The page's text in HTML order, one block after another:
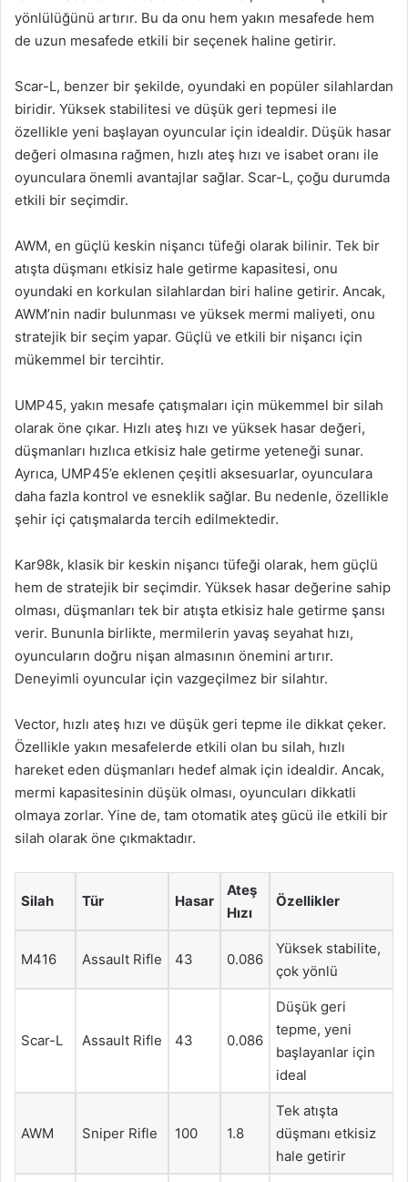
yönlülüğünü artırır. Bu da onu hem yakın mesafede hem
de uzun mesafede etkili bir seçenek haline getirir.
Scar-L, benzer bir şekilde, oyundaki en popüler silahlardan
biridir. Yüksek stabilitesi ve düşük geri tepmesi ile
özellikle yeni başlayan oyuncular için idealdir. Düşük hasar
değeri olmasına rağmen, hızlı ateş hızı ve isabet oranı ile
oyunculara önemli avantajlar sağlar. Scar-L, çoğu durumda
etkili bir seçimdir.
AWM, en güçlü keskin nişancı tüfeği olarak bilinir. Tek bir
atışta düşmanı etkisiz hale getirme kapasitesi, onu
oyundaki en korkulan silahlardan biri haline getirir. Ancak,
AWM’nin nadir bulunması ve yüksek mermi maliyeti, onu
stratejik bir seçim yapar. Güçlü ve etkili bir nişancı için
mükemmel bir tercihtir.
UMP45, yakın mesafe çatışmaları için mükemmel bir silah
olarak öne çıkar. Hızlı ateş hızı ve yüksek hasar değeri,
düşmanları hızlıca etkisiz hale getirme yeteneği sunar.
Ayrıca, UMP45’e eklenen çeşitli aksesuarlar, oyunculara
daha fazla kontrol ve esneklik sağlar. Bu nedenle, özellikle
şehir içi çatışmalarda tercih edilmektedir.
Kar98k, klasik bir keskin nişancı tüfeği olarak, hem güçlü
hem de stratejik bir seçimdir. Yüksek hasar değerine sahip
olması, düşmanları tek bir atışta etkisiz hale getirme şansı
verir. Bununla birlikte, mermilerin yavaş seyahat hızı,
oyuncuların doğru nişan almasının önemini artırır.
Deneyimli oyuncular için vazgeçilmez bir silahtır.
Vector, hızlı ateş hızı ve düşük geri tepme ile dikkat çeker.
Özellikle yakın mesafelerde etkili olan bu silah, hızlı
hareket eden düşmanları hedef almak için idealdir. Ancak,
mermi kapasitesinin düşük olması, oyuncuları dikkatli
olmaya zorlar. Yine de, tam otomatik ateş gücü ile etkili bir
silah olarak öne çıkmaktadır.
Silah Tür Hasar
Ateş
Hızı
Özellikler
M416 Assault Rifle 43 0.086
Yüksek stabilite,
çok yönlü
Scar-L Assault Rifle 43 0.086
Düşük geri
tepme, yeni
başlayanlar için
ideal
AWM Sniper Rifle 100 1.8
Tek atışta
düşmanı etkisiz
hale getirir